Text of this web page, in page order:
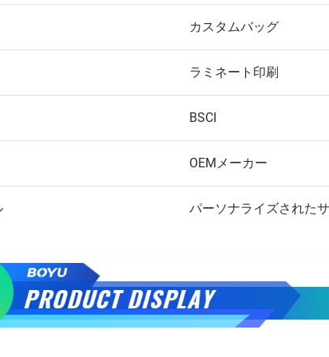
カスタムバッグ
ラミネート印刷
BSCI
OEMメーカー
パーソナライズされた